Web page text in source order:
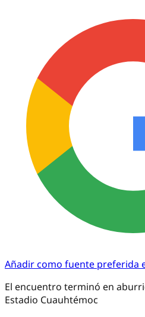
Añadir como fuente preferida
El encuentro terminó en
Estadio Cuauhtémoc